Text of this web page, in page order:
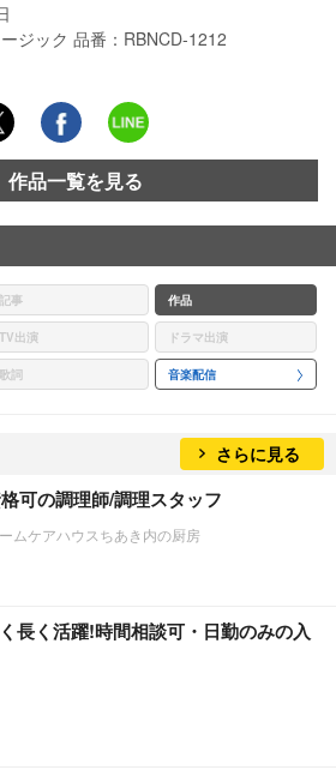
ジック 品番：RBNCD-1212
作品一覧を見る
記事 作品
TV出演 ドラマ出演
歌詞 音楽配信
さらに見る
可の調理師/調理スタッフ
ムケアハウスちあき内の厨房
長く活躍!時間相談可・日勤のみの入